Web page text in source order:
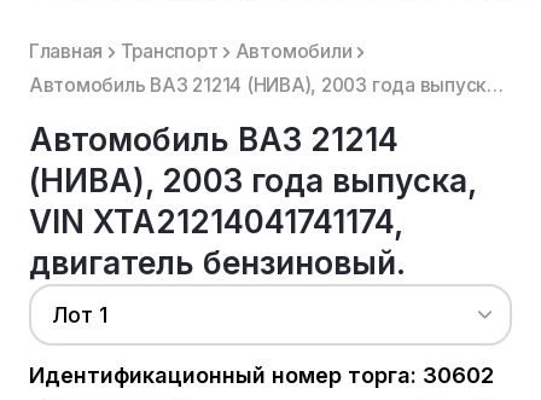
Главная Транспорт
Автомобили
Автомобиль ВАЗ 21214 (НИВА), 2003 года выпуска, VIN XTA21214041741174, двигатель бензиновый.
Автомобиль ВАЗ 21214
(НИВА), 2003 года выпуска,
VIN XTA21214041741174,
двигатель бензиновый.
Лот 1
Идентификационный номер торга: 30602